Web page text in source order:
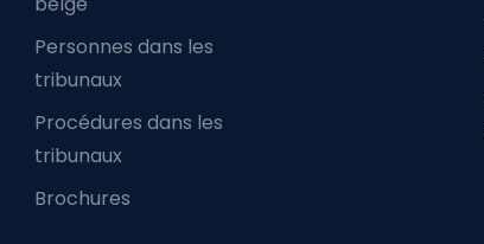
Personnes dans les
tribunaux
Procédures dans les
tribunaux
Brochures